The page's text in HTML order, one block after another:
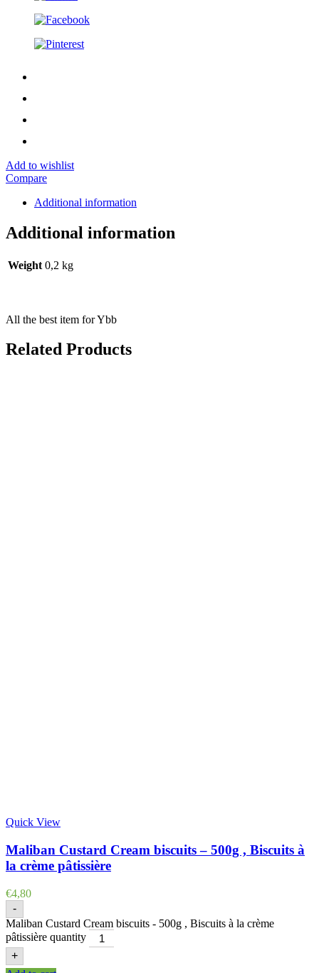
Add to wishlist
Compare
Additional information
Additional information
Weight 0,2 kg
All the best item for Ybb
Related Products
Quick View
Maliban Custard Cream biscuits – 500g , Biscuits à
la crème pâtissière
€4,80
-
Maliban Custard Cream biscuits - 500g , Biscuits à la crème
pâtissière quantity
+